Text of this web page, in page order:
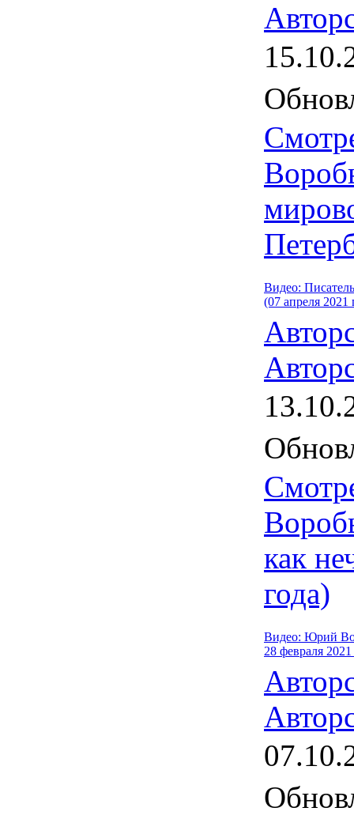
Видео:
(07 апреля 2021
как
года)
Видео: Юрий
28 февраля 2021